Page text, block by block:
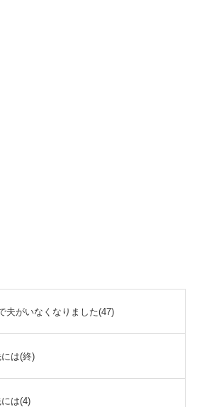
夫がいなくなりました(47)
は(終)
は(4)